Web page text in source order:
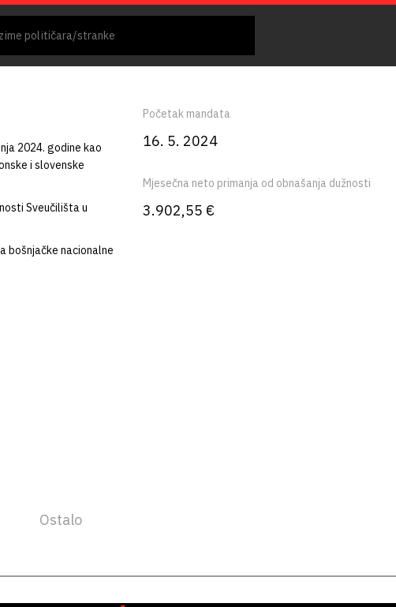
2024. godine kao
i slovenske
Sveučilišta u
bošnjačke nacionalne
Početak mandata
16. 5. 2024
Mjesečna neto primanja od obnašanja dužnosti
3.902,55 €
Ostalo